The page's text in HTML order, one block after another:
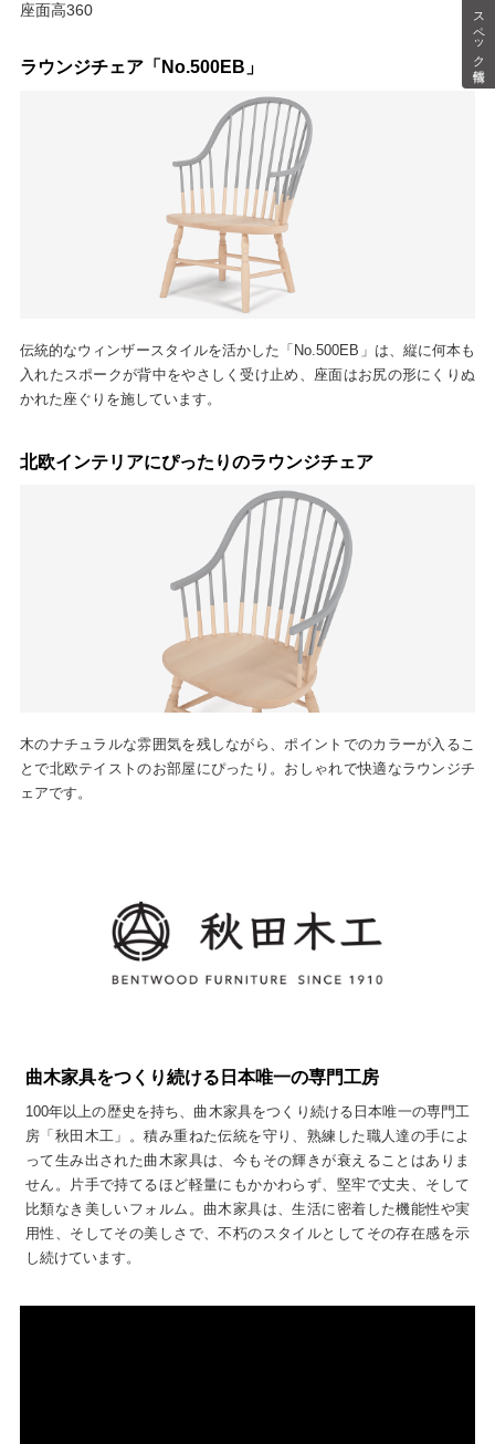
スペック情報
座面高360
ラウンジチェア「No.500EB」
伝統的なウィンザースタイルを活かした「No.500EB」は、縦に何本も
入れたスポークが背中をやさしく受け止め、座面はお尻の形にくりぬ
かれた座ぐりを施しています。
北欧インテリアにぴったりのラウンジチェア
木のナチュラルな雰囲気を残しながら、ポイントでのカラーが入るこ
とで北欧テイストのお部屋にぴったり。おしゃれで快適なラウンジチ
ェアです。
曲木家具をつくり続ける日本唯一の専門工房
100年以上の歴史を持ち、曲木家具をつくり続ける日本唯一の専門工
房「秋田木工」。積み重ねた伝統を守り、熟練した職人達の手によ
って生み出された曲木家具は、今もその輝きが衰えることはありま
せん。片手で持てるほど軽量にもかかわらず、堅牢で丈夫、そして
比類なき美しいフォルム。曲木家具は、生活に密着した機能性や実
用性、そしてその美しさで、不朽のスタイルとしてその存在感を示
し続けています。